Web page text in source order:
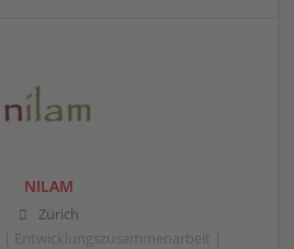
NILAM
Zürich
Entwicklungszusammenarbeit |